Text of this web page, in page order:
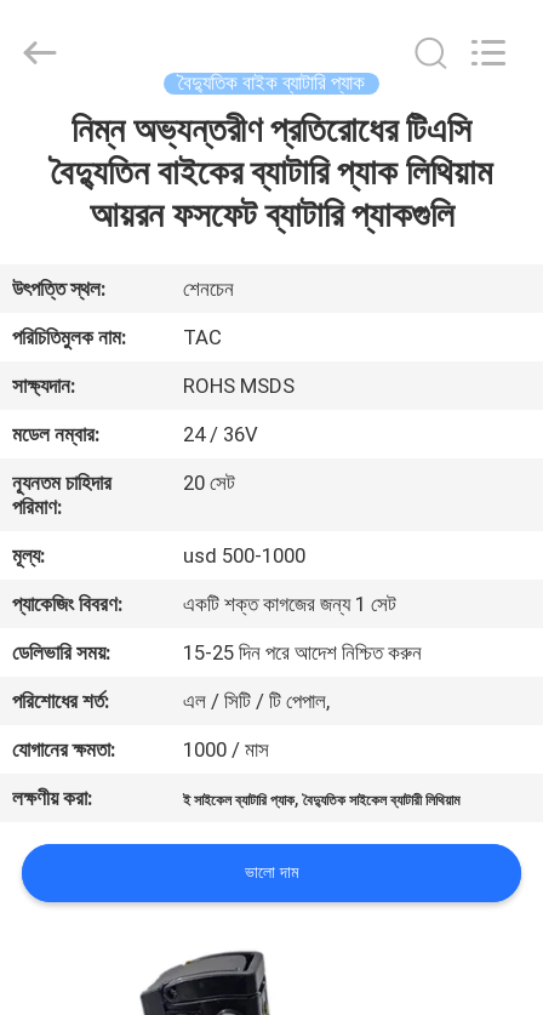
ভিডিও
সম্পর্কে
কারখানা
মান
নিয়ন্ত্রণ
করুন
খবর
Energy
Technology
বৈদ্যুতিক বাইক ব্যাটারি প্যাক
নিম্ন অভ্যন্তরীণ প্রতিরোধের টিএসি
বৈদ্যুতিন বাইকের ব্যাটারি প্যাক লিথিয়াম
আয়রন ফসফেট ব্যাটারি প্যাকগুলি
উৎপত্তি স্থল:
শেনচেন
পরিচিতিমুলক নাম:
TAC
সাক্ষ্যদান:
ROHS MSDS
মডেল নম্বার:
24 / 36V
ন্যূনতম চাহিদার
পরিমাণ:
20 সেট
মূল্য:
usd 500-1000
প্যাকেজিং বিবরণ:
একটি শক্ত কাগজের জন্য 1 সেট
ডেলিভারি সময়:
15-25 দিন পরে আদেশ নিশ্চিত করুন
পরিশোধের শর্ত:
এল / সিটি / টি পেপাল,
যোগানের ক্ষমতা:
1000 / মাস
লক্ষণীয় করা:
ই সাইকেল ব্যাটারি প্যাক,বৈদ্যুতিক সাইকেল ব্যাটারী লিথিয়াম
ভালো দাম